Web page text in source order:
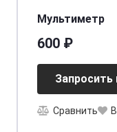
Мультиметр
600 ₽
Запросить
Сравнить